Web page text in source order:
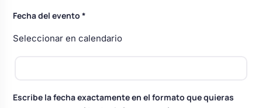
Fecha del evento *
Seleccionar en calendario
Escribe la fecha exactamente en el formato que quieras